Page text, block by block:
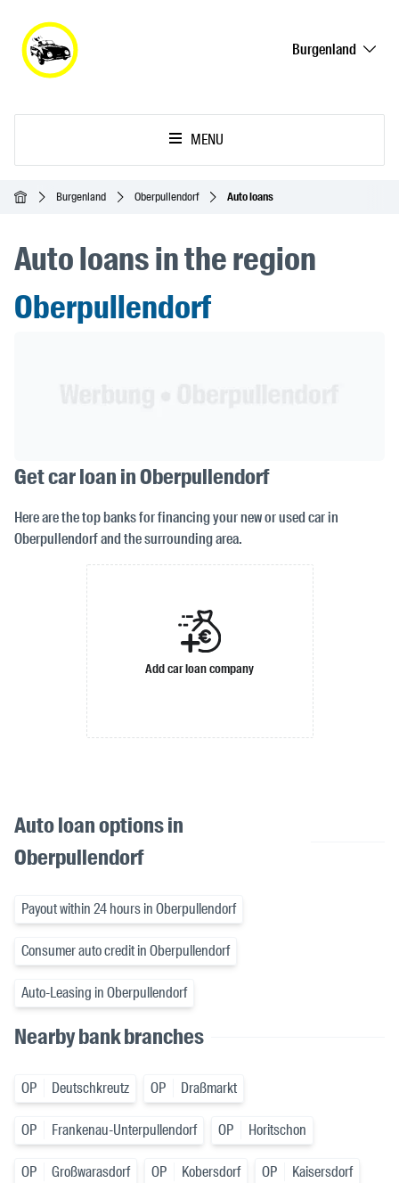
Burgenland
MENU
HomepageBurgenland Oberpullendorf Auto loans
Auto loans in the region
Oberpullendorf
Get car loan in Oberpullendorf
Here are the top banks for financing your new or used car in
Oberpullendorf and the surrounding area.
Add car loan company
Auto loan options in
Oberpullendorf
Payout within 24 hours in Oberpullendorf
Consumer auto credit in Oberpullendorf
Auto-Leasing in Oberpullendorf
Nearby bank branches
OP Deutschkreutz OP Draßmarkt
OP Frankenau-Unterpullendorf OP Horitschon
OP Großwarasdorf OP Kobersdorf OP Kaisersdorf